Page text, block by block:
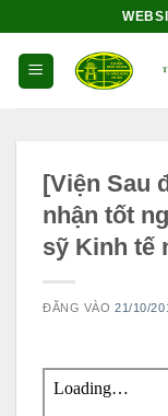
dung
[Viện Sau
nhận tốt
sỹ Kinh tế
ĐĂNG VÀO21/10/